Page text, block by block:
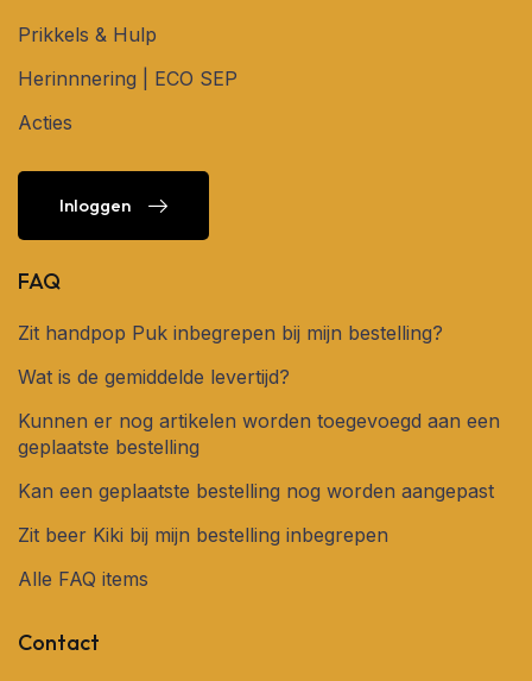
Prikkels & Hulp
Herinnnering | ECO SEP
Acties
Inloggen
FAQ
Zit handpop Puk inbegrepen bij mijn bestelling?
Wat is de gemiddelde levertijd?
Kunnen er nog artikelen worden toegevoegd aan een
geplaatste bestelling
Kan een geplaatste bestelling nog worden aangepast
Zit beer Kiki bij mijn bestelling inbegrepen
Alle FAQ items
Contact